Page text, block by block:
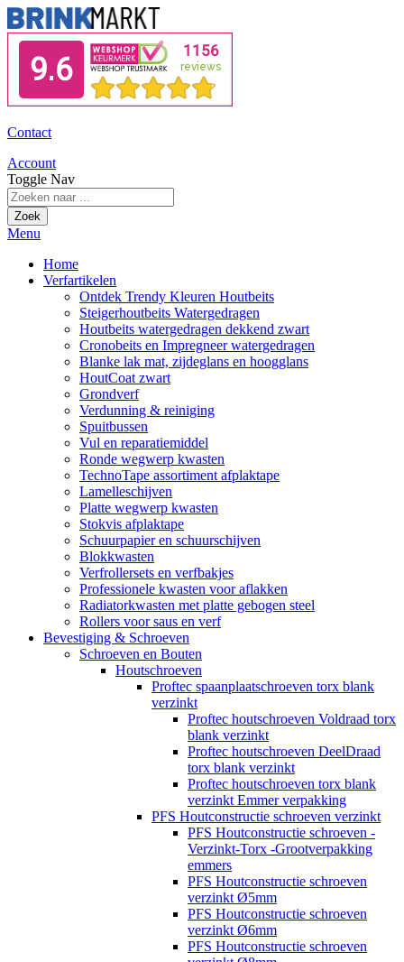
Contact
Account
Toggle Nav
Zoek
Menu
Home
Verfartikelen
Ontdek Trendy Kleuren Houtbeits
Steigerhoutbeits Watergedragen
Houtbeits watergedragen dekkend zwart
Cronobeits en Impregneer watergedragen
Blanke lak mat, zijdeglans en hoogglans
HoutCoat zwart
Grondverf
Verdunning & reiniging
Spuitbussen
Vul en reparatiemiddel
Ronde wegwerp kwasten
TechnoTape assortiment afplaktape
Lamelleschijven
Platte wegwerp kwasten
Stokvis afplaktape
Schuurpapier en schuurschijven
Blokkwasten
Verfrollersets en verfbakjes
Professionele kwasten voor aflakken
Radiatorkwasten met platte gebogen steel
Rollers voor saus en verf
Bevestiging & Schroeven
Schroeven en Bouten
Houtschroeven
Proftec spaanplaatschroeven torx blank
verzinkt
Proftec houtschroeven Voldraad torx
blank verzinkt
Proftec houtschroeven DeelDraad
torx blank verzinkt
Proftec houtschroeven torx blank
verzinkt Emmer verpakking
PFS Houtconstructie schroeven verzinkt
PFS Houtconstructie schroeven -
Verzinkt-Torx -Grootverpakking
emmers
PFS Houtconstructie schroeven
verzinkt Ø5mm
PFS Houtconstructie schroeven
verzinkt Ø6mm
PFS Houtconstructie schroeven